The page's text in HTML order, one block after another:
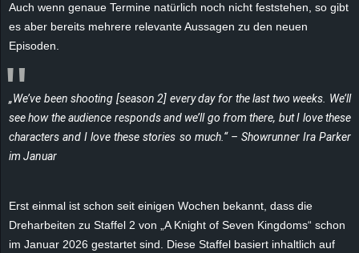
Auch wenn genaue Termine natürlich noch nicht feststehen, so gibt
es aber bereits mehrere relevante Aussagen zu den neuen
Episoden.
„We’ve been shooting [season 2] every day for the last two weeks. We’ll
see how the audience responds and we’ll go from there, but I love these
characters and I love these stories so much.“ – Showrunner Ira Parker
im Januar
Erst einmal ist schon seit einigen Wochen bekannt, dass die
Dreharbeiten zu Staffel 2 von „A Knight of Seven Kingdoms“ schon
im Januar 2026 gestartet sind. Diese Staffel basiert inhaltlich auf